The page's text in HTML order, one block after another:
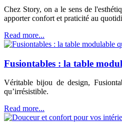
Chez Story, on a le sens de
apporter confort et praticité au
Read more...
Fusiontables : la table
Véritable bijou de design,
qu’irrésistible.
Read more...